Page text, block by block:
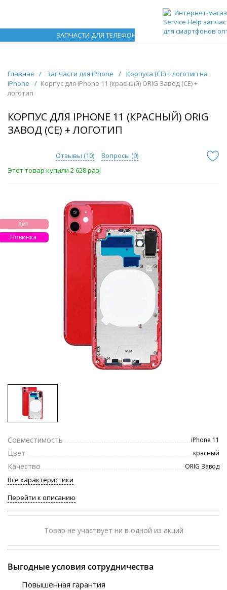
ЗАПЧАСТИ ДЛЯ ТЕЛЕФОНОВ ОПТОМ
Главная / Запчасти для iPhone / Корпуса (CE) + логотип на
iPhone
/ Корпус для iPhone 11 (красный) ORIG Завод (CE) +
логотип
КОРПУС ДЛЯ IPHONE 11 (КРАСНЫЙ) ORIG
ЗАВОД (CE) + ЛОГОТИП
Отзывы (10) Вопросы (0)
Этот товар купили 2 628 раз!
Хит
Новинка
Совместимость iPhone 11
Цвет красный
Качество ORIG Завод
Все характеристики
Перейти к описанию
Товар не участвует ни в одной из акций
Выгодные условия сотрудничества
Повышенная гарантия